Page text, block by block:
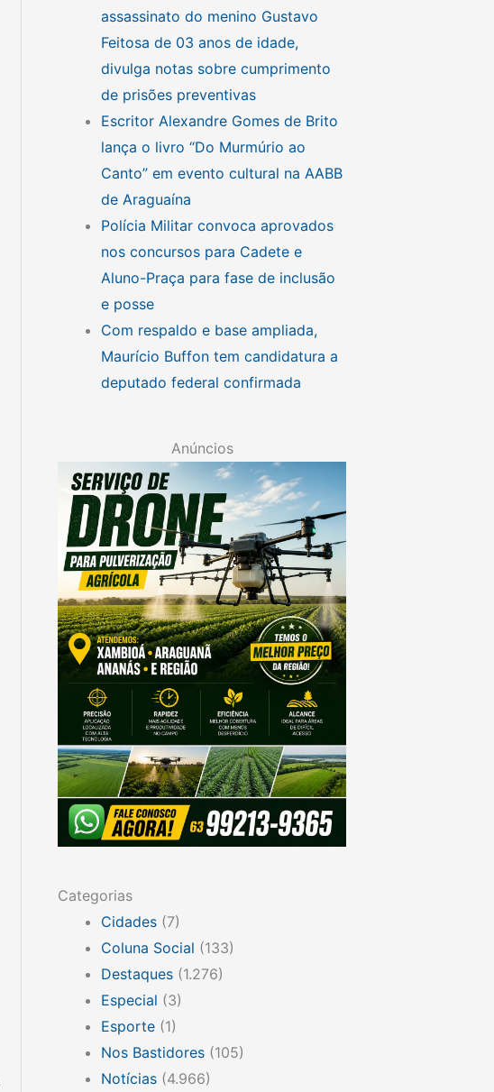
assassinato do menino Gustavo
Feitosa de 03 anos de idade,
divulga notas sobre cumprimento
de prisões preventivas
Escritor Alexandre Gomes de Brito
lança o livro “Do Murmúrio ao
Canto” em evento cultural na AABB
de Araguaína
Polícia Militar convoca aprovados
nos concursos para Cadete e
Aluno-Praça para fase de inclusão
e posse
Com respaldo e base ampliada,
Maurício Buffon tem candidatura a
deputado federal confirmada
Anúncios
Categorias
Cidades (7)
Coluna Social (133)
Destaques (1.276)
Especial (3)
Esporte (1)
Nos Bastidores (105)
Notícias (4.966)